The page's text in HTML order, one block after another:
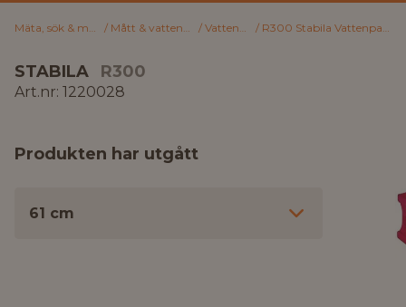
Mäta, sök & märk Mått & vattenpass Vattenpass R300 Stabila Vattenpass 61 cm
STABILA R300
Art.nr: 1220028
Produkten har utgått
61 cm